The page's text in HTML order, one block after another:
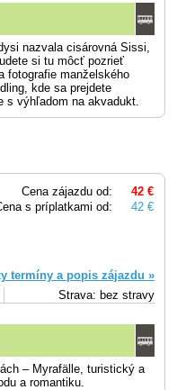
nazvala cisárovná Sissi,
si tu môcť pozrieť
fotografie manželského
kde sa prejdete
s výhľadom na akvadukt.
Cena zájazdu od:
42 €
s príplatkami od:
42 €
termíny a popis zájazdu »
Strava: bez stravy
– Myrafälle, turistický a
a romantiku.